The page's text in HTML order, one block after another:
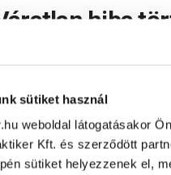
sütiket használ
weboldal látogatásakor
Kft. és szerződött
sütiket helyezzenek el,
hiba
Oldal újratöltése